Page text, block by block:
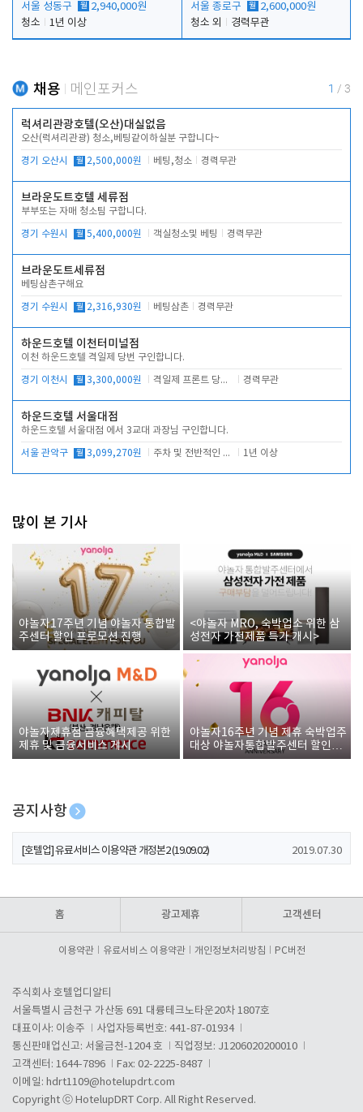
서울 성동구 월 2,940,000원
청소
1년 이상
서울 종로구 월 2,600,000원
청소 외
경력무관
채용 메인포커스 1 / 3
럭셔리관광호텔(오산)대실없음
오산(럭셔리관광) 청소,베팅같이하실분 구합니다~
경기 오산시 월 2,500,000원 베팅,청소 경력무관
브라운도트호텔 세류점
부부또는 자매 청소팀 구합니다.
경기 수원시 월 5,400,000원 객실청소및 베팅 경력무관
브라운도트세류점
베팅삼촌구해요
경기 수원시 월 2,316,930원 베팅삼촌 경력무관
하운드호텔 이천터미널점
이천 하운드호텔 격일제 당번 구인합니다.
경기 이천시 월 3,300,000원 격일제 프론트 당번 업무로 주차 및 객실 점검 경력무관
하운드호텔 서울대점
하운드호텔 서울대점 에서 3교대 과장님 구인합니다.
서울 관악구 월 3,099,270원 주차 및 전반적인 당번업무 1년 이상
많이 본 기사
야놀자17주년 기념 야놀자 통합발
주센터 할인 프로모션 진행
<야놀자 MRO, 숙박업소 위한 삼
성전자 가전제품 특가 개시>
야놀자제휴점 금융혜택제공 위한
제휴 및 금융서비스 게시
야놀자16주년 기념 제휴 숙박업주
대상 야놀자통합발주센터 할인쿠
폰 증정
공지사항
[호텔업] 개인정보 처리방침 개정본1 (19.09.02)
[호텔업] 유료서비스 이용약관 개정본2 (19.09.02) 2019.07.30
홈 광고제휴 고객센터
이용약관 유료서비스 이용약관 개인정보처리방침 PC버전
주식회사 호텔업디알티
서울특별시 금천구 가산동 691 대륭테크노타운20차 1807호
대표이사: 이송주
사업자등록번호: 441-87-01934
통신판매업신고: 서울금천-1204 호
직업정보: J1206020200010
고객센터: 1644-7896
Fax: 02-2225-8487
이메일: hdrt1109@hotelupdrt.com
Copyright ⓒ HotelupDRT Corp. All Right Reserved.